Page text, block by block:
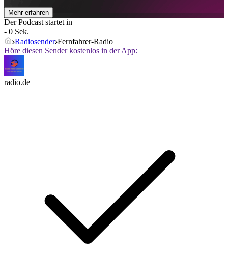
Mehr erfahren
Der Podcast startet in
- 0 Sek.
Radiosender Fernfahrer-Radio
Höre diesen Sender kostenlos in der App:
radio.de